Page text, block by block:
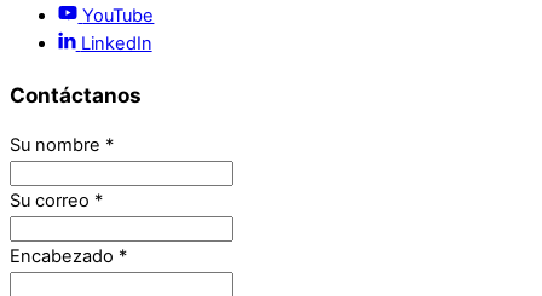
YouTube
LinkedIn
Contáctanos
Su nombre *
Su correo *
Encabezado *